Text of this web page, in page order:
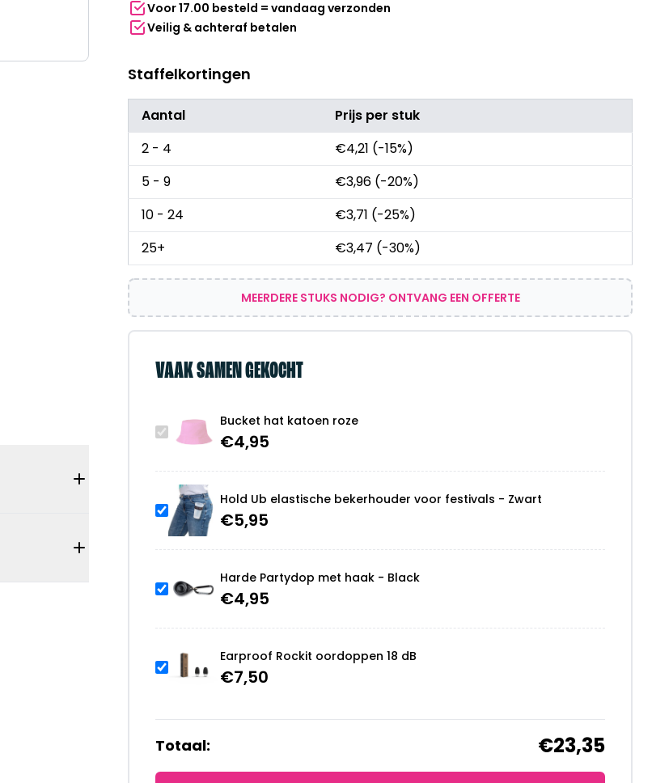
Voor 17.00 besteld = vandaag verzonden
Veilig & achteraf betalen
Staffelkortingen
Aantal
Prijs per stuk
2 - 4
€4,21 (-15%)
5 - 9
€3,96 (-20%)
10 - 24
€3,71 (-25%)
25+
€3,47 (-30%)
MEERDERE STUKS NODIG? ONTVANG EEN OFFERTE
VAAK SAMEN GEKOCHT
Bucket hat katoen roze
€4,95
Hold Ub elastische bekerhouder voor festivals - Zwart
€5,95
Harde Partydop met haak - Black
€4,95
Earproof Rockit oordoppen 18 dB
€7,50
Totaal: €23,35